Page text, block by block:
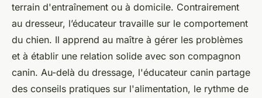
terrain d'entraînement ou à domicile. Contrairement
au dresseur, l’éducateur travaille sur le comportement
du chien. Il apprend au maître à gérer les problèmes
et à établir une relation solide avec son compagnon
canin. Au-delà du dressage, l'éducateur canin partage
des conseils pratiques sur l'alimentation, le rythme de